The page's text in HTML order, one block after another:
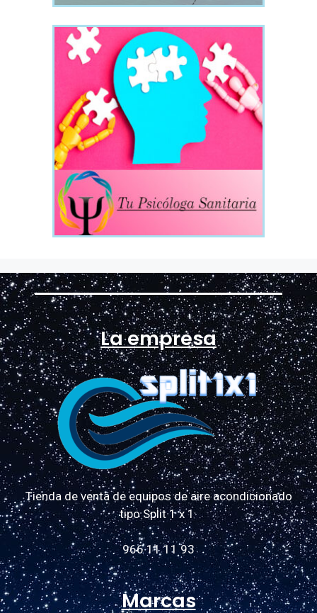
La empresa
Tienda de venta de equipos de aire acondicionado
tipo Split 1 x 1
966 11 11 93
Marcas